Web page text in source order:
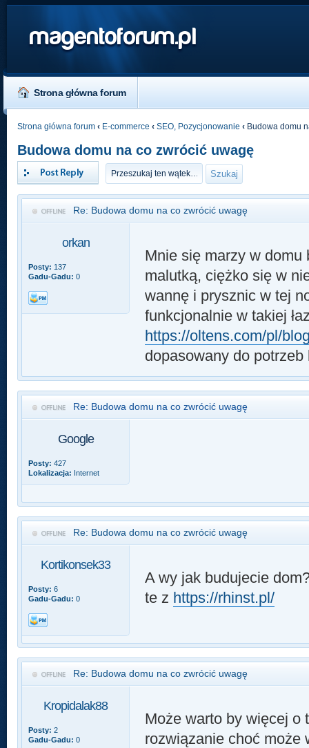
magentoforum.pl
Strona główna forum
Strona główna forum ‹ E-commerce ‹ SEO, Pozycjonowanie ‹ Budowa domu
Budowa domu na co zwrócić uwagę
Odpowiedz
Re: Budowa domu na co zwrócić uwagę
orkan
Posty: 137
Gadu-Gadu: 0
Mnie się marzy w domu
malutką, ciężko się w
wannę i prysznic w tej
funkcjonalnie w takiej
https://oltens.com/pl/
dopasowany do
Re: Budowa domu na co zwrócić uwagę
Google
Posty: 427
Lokalizacja: Internet
Re: Budowa domu na co zwrócić uwagę
Kortikonsek33
Posty: 6
Gadu-Gadu: 0
A wy jak budujecie
te z https://rhinst.pl/
Re: Budowa domu na co zwrócić uwagę
Kropidalak88
Posty: 2
Gadu-Gadu: 0
Może warto by więcej o
rozwiązanie choć może